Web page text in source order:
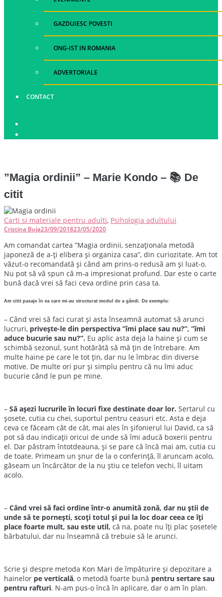
GAZDUIESC POVESTI
ONG-IST IN ROMANIA
ADVERTORIALE
CONTACT
”Magia ordinii” – Marie Kondo – 📚 De
citit
Carti si materiale pentru adulti, Psihologia adultului
Cristina Buja23/09/201823/05/2020
Am comandat cartea ”Magia ordinii, senzaționala metodă
japoneză de a-ți elibera și organiza casa”, din curiozitate. Am tot
văzut-o recomandată și când am prins-o redusă am și luat-o.
Nu pot să vă spun că m-a impresionat profund. Dar este o carte
bună dacă vrei să faci ceva ordine prin casa ta.
Am citit pasaje în ea care mi-au structurat modul de a gândi. De exemplu:
– Când vrei să faci curat și asta înseamnă automat să arunci
lucruri, privește-le din perspectiva ”îmi place sau nu?”, ”îmi
aduce bucurie sau nu?”. Eu aplic asta deja la haine și cum se
schimbă sezonul, sunt hotărâtă să mă țin de întrebare. Am
multe haine pe care le tot țin, dar nu le îmbrac din diverse
motive. De multe ori pur și simplu pentru că nu îmi aduc
bucurie când le pun pe mine.
– Să așezi lucrurile în locuri fixe destinate doar lor. Sertarul cu
șosete, cutia cu chei, suportul pentru ceasuri etc. Asta e deja
ceva ce făceam cât de cât, mai ales în șifonierul lui David, ca să
pot să dau indicații oricui de unde să îmi aducă boxerii pentru
el. Dar păstram întotdeauna, și se pare că încă mai am, cutia cu
de toate. Primeam un șnur de la o conferință, îl aruncam acolo,
găseam un încărcător de la nu știu ce telefon vechi, îl uitam
acolo.
– Când vrei să faci ordine într-o anumită zonă, dar nu știi de
unde să te pornești, scoți totul și pui la loc doar ceea ce îți
place foarte mult, sau este util, că na, poate nu îți plac șosetele
bărbatului, dar nu înseamnă că trebuie să le arunci.
Scrie și despre metoda Kon Mari de împăturire și depozitare a
hainelor pe verticală, o metodă foarte bună pentru sertare sau
pentru rafturi. N-am pus-o încă în aplicare, dar o am în plan.